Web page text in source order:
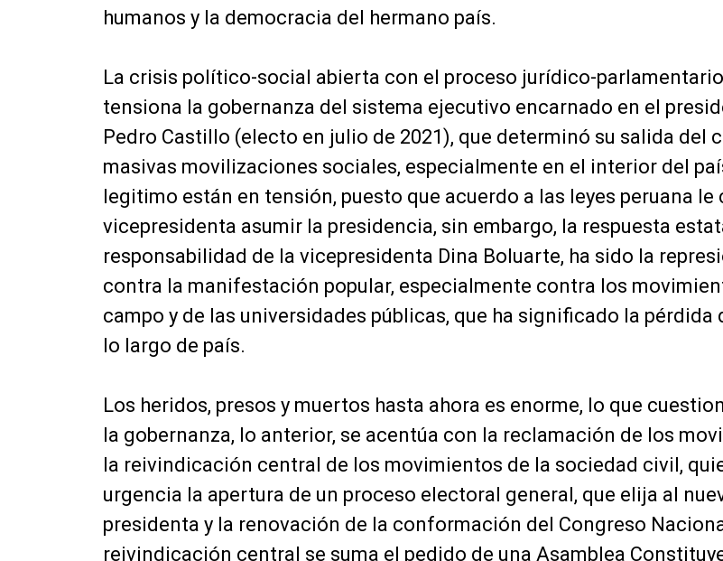
humanos y la democracia del hermano país.
La crisis político-social abierta con el proceso jurídico-
tensiona la gobernanza del sistema ejecutivo encarnado en el
Pedro Castillo (electo en julio de 2021), que determinó su salida del
masivas movilizaciones sociales, especialmente en el interior del
legitimo están en tensión, puesto que acuerdo a las leyes peruana le
vicepresidenta asumir la presidencia, sin embargo, la respuesta
responsabilidad de la vicepresidenta Dina Boluarte, ha sido la
contra la manifestación popular, especialmente contra los
campo y de las universidades públicas, que ha significado la pérdida
lo largo de país.
Los heridos, presos y muertos hasta ahora es enorme, lo que
la gobernanza, lo anterior, se acentúa con la reclamación de los
la reivindicación central de los movimientos de la sociedad civil,
urgencia la apertura de un proceso electoral general, que elija al
presidenta y la renovación de la conformación del Congreso
reivindicación central se suma el pedido de una Asamblea